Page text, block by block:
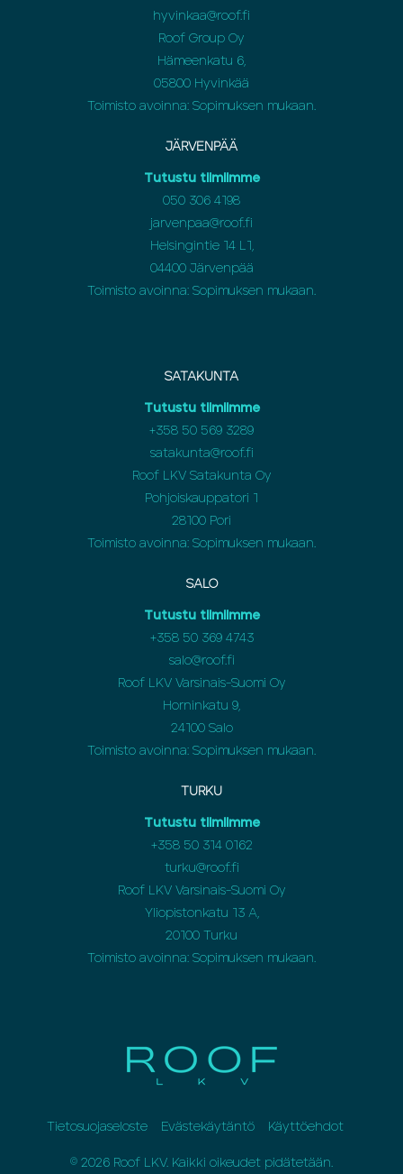
hyvinkaa@roof.fi
Roof Group Oy
Hämeenkatu 6,
05800 Hyvinkää
Toimisto avoinna: Sopimuksen mukaan.
JÄRVENPÄÄ
Tutustu tiimiimme
050 306 4198
jarvenpaa@roof.fi
Helsingintie 14 L1,
04400 Järvenpää
Toimisto avoinna: Sopimuksen mukaan.
SATAKUNTA
Tutustu tiimiimme
+358 50 569 3289
satakunta@roof.fi
Roof LKV Satakunta Oy
Pohjoiskauppatori 1
28100 Pori
Toimisto avoinna: Sopimuksen mukaan.
SALO
Tutustu tiimiimme
+358 50 369 4743
salo@roof.fi
Roof LKV Varsinais-Suomi Oy
Horninkatu 9,
24100 Salo
Toimisto avoinna: Sopimuksen mukaan.
TURKU
Tutustu tiimiimme
+358 50 314 0162
turku@roof.fi
Roof LKV Varsinais-Suomi Oy
Yliopistonkatu 13 A,
20100 Turku
Toimisto avoinna: Sopimuksen mukaan.
© 2026 Roof LKV. Kaikki oikeudet pidätetään.
Tietosuojaseloste Evästekäytäntö Käyttöehdot